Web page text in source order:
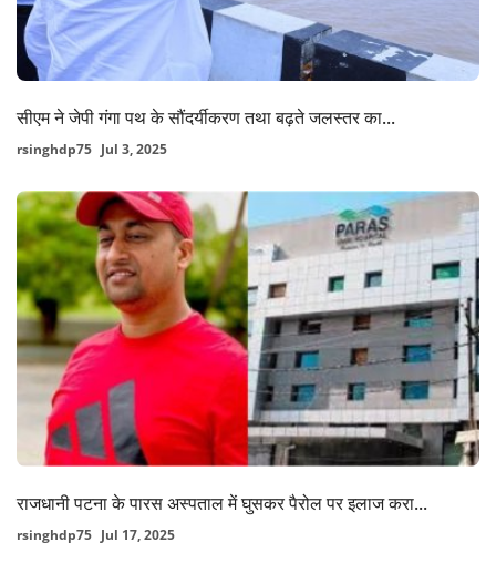
सीएम ने जेपी गंगा पथ के सौंदर्यीकरण तथा बढ़ते जलस्तर का...
rsinghdp75 Jul 3, 2025
राजधानी पटना के पारस अस्पताल में घुसकर पैरोल पर इलाज करा...
rsinghdp75 Jul 17, 2025